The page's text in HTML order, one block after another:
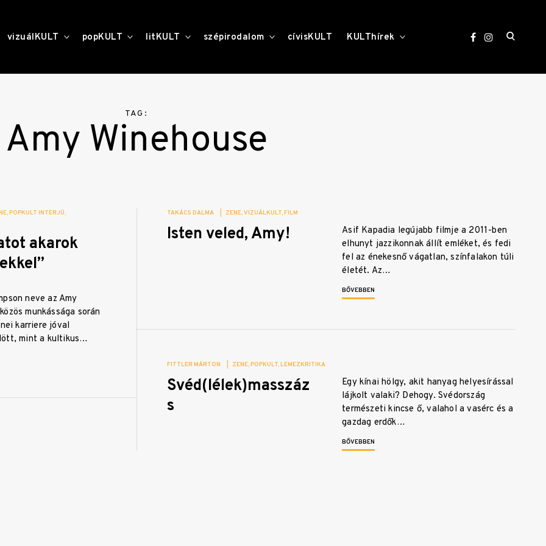
vizuálKULT toggle
child
popKULT toggle
child
litKULT toggle
child
szépirodalom toggle
childcívisKULT KULThírek
open
TAG:
Amy Winehouse
POPKULT INTERJÚ
akarok
neve az Amy
munkássága során
karriere jóval
mint a kultikus…
TAKÁCS DALMA ZENE VIZUÁLKULT FILM
Isten veled, Amy!
Asif Kapadia legújabb filmje a 2011-ben
elhunyt jazzikonnak állít emléket, és fedi
fel az énekesnő vágatlan, színfalakon túli
életét. Az…
BŐVEBBEN
FITTLER MÁRTON ZENE POPKULT LEMEZKRITIKA
Svéd(lélek)masszáz
s
Egy kínai hölgy, akit hanyag helyesírással
lájkolt valaki? Dehogy. Svédország
természeti kincse ő, valahol a vasérc és a
gazdag erdők…
BŐVEBBEN